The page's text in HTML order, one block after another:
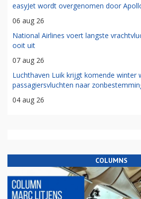
easyJet wordt overgenomen door
06 aug 26
National Airlines voert langste
ooit uit
07 aug 26
Luchthaven Luik krijgt komende winter
passagiersvluchten naar
04 aug 26
COLUMNS